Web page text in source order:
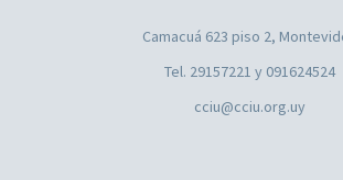
Camacuá 623 piso 2,
Tel. 29157221 y 091624524
cciu@cciu.org.uy